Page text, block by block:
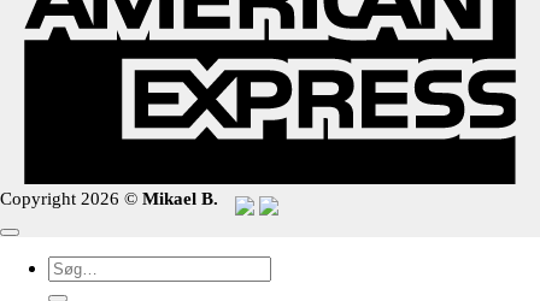
Copyright 2026 © Mikael B.
Søg
efter: